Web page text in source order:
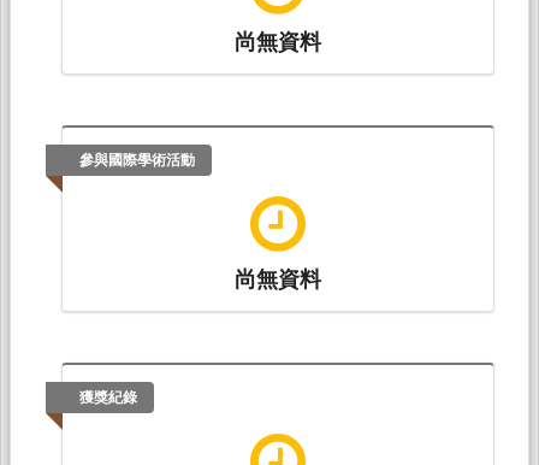
尚無資料
參與國際學術活動
尚無資料
獲獎紀錄